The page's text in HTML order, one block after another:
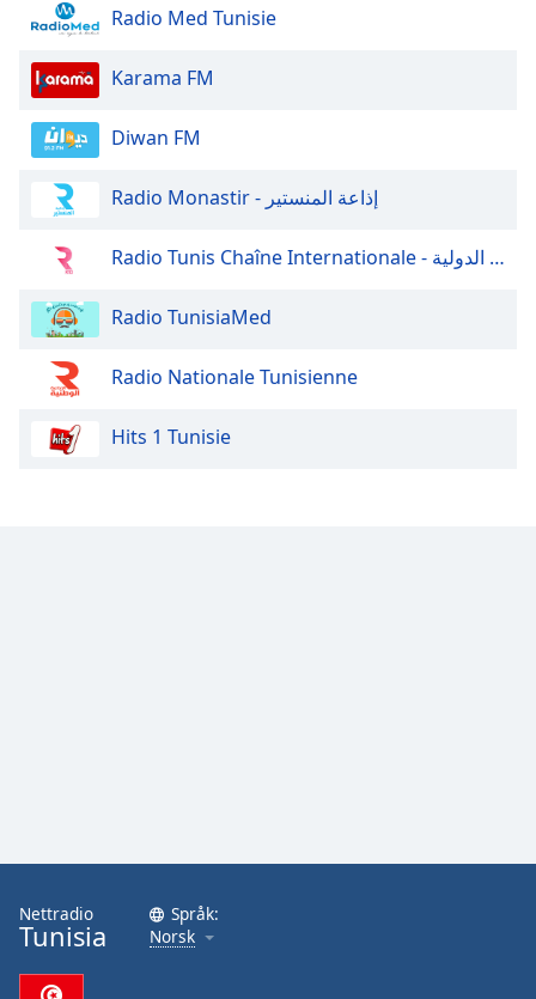
Radio Med Tunisie
Karama FM
Diwan FM
Radio Monastir - إذاعة المنستير
Radio Tunis Chaîne Internationale - إذاعة تونس الدولية
Radio TunisiaMed
Radio Nationale Tunisienne
Hits 1 Tunisie
Nettradio
Tunisia
Språk:
Norsk